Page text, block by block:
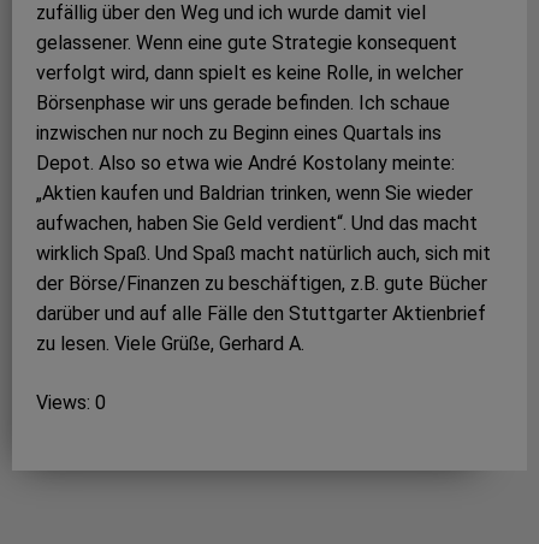
zufällig über den Weg und ich wurde damit viel
gelassener. Wenn eine gute Strategie konsequent
verfolgt wird, dann spielt es keine Rolle, in welcher
Börsenphase wir uns gerade befinden. Ich schaue
inzwischen nur noch zu Beginn eines Quartals ins
Depot. Also so etwa wie André Kostolany meinte:
„Aktien kaufen und Baldrian trinken, wenn Sie wieder
aufwachen, haben Sie Geld verdient“. Und das macht
wirklich Spaß. Und Spaß macht natürlich auch, sich mit
der Börse/Finanzen zu beschäftigen, z.B. gute Bücher
darüber und auf alle Fälle den Stuttgarter Aktienbrief
zu lesen. Viele Grüße, Gerhard A.
Views: 0